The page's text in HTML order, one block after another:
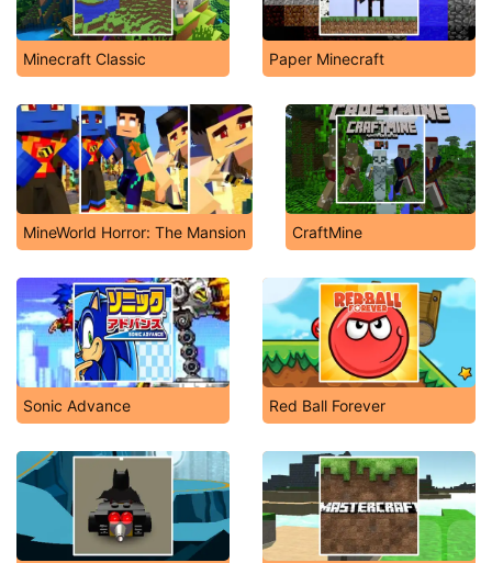
Minecraft Classic Paper Minecraft
MineWorld Horror: The Mansion CraftMine
Sonic Advance Red Ball Forever